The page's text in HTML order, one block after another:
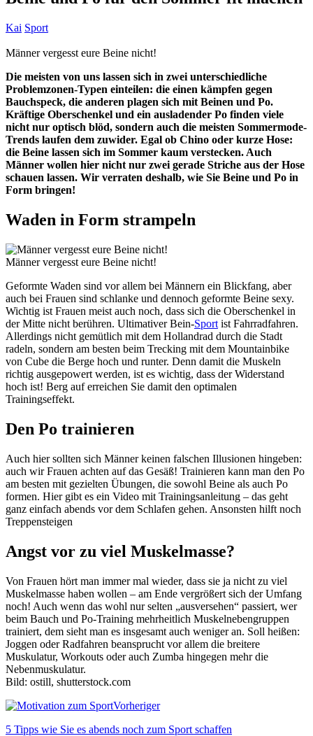
Kai Sport
Männer vergesst eure Beine nicht!
Die meisten von uns lassen sich in zwei unterschiedliche
Problemzonen-Typen einteilen: die einen kämpfen gegen
Bauchspeck, die anderen plagen sich mit Beinen und Po.
Kräftige Oberschenkel und ein ausladender Po finden viele
nicht nur optisch blöd, sondern auch die meisten Sommermode-
Trends laufen dem zuwider. Egal ob Chino oder kurze Hose:
die Beine lassen sich im Sommer kaum verstecken. Auch
Männer wollen hier nicht nur zwei gerade Striche aus der Hose
schauen lassen. Wir verraten deshalb, wie Sie Beine und Po in
Form bringen!
Waden in Form strampeln
Männer vergesst eure Beine nicht!
Geformte Waden sind vor allem bei Männern ein Blickfang, aber
auch bei Frauen sind schlanke und dennoch geformte Beine sexy.
Wichtig ist Frauen meist auch noch, dass sich die Oberschenkel in
der Mitte nicht berühren. Ultimativer Bein-Sport ist Fahrradfahren.
Allerdings nicht gemütlich mit dem Hollandrad durch die Stadt
radeln, sondern am besten beim Trecking mit dem Mountainbike
von Cube die Berge hoch und runter. Denn damit die Muskeln
richtig ausgepowert werden, ist es wichtig, dass der Widerstand
hoch ist! Berg auf erreichen Sie damit den optimalen
Trainingseffekt.
Den Po trainieren
Auch hier sollten sich Männer keinen falschen Illusionen hingeben:
auch wir Frauen achten auf das Gesäß! Trainieren kann man den Po
am besten mit gezielten Übungen, die sowohl Beine als auch Po
formen. Hier gibt es ein Video mit Trainingsanleitung – das geht
ganz einfach abends vor dem Schlafen gehen. Ansonsten hilft noch
Treppensteigen
Angst vor zu viel Muskelmasse?
Von Frauen hört man immer mal wieder, dass sie ja nicht zu viel
Muskelmasse haben wollen – am Ende vergrößert sich der Umfang
noch! Auch wenn das wohl nur selten „ausversehen“ passiert, wer
beim Bauch und Po-Training mehrheitlich Muskelnebengruppen
trainiert, dem sieht man es insgesamt auch weniger an. Soll heißen:
Joggen oder Radfahren beansprucht vor allem die breitere
Muskulatur, Workouts oder auch Zumba hingegen mehr die
Nebenmuskulatur.
Bild: ostill, shutterstock.com
Vorheriger
5 Tipps wie Sie es abends noch zum Sport schaffen